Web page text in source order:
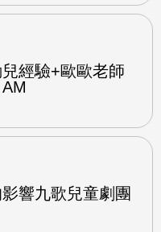
經驗+歐歐老師
響九歌兒童劇團